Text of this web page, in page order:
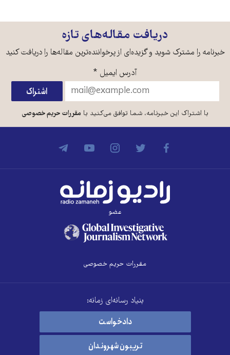
دریافت مقاله‌های تازه
خبرنامه را مشترک شوید و گزیده‌ای از پرخواننده‌ترین مقاله‌ها را دریافت کنید
آدرس ایمیل *
با اشتراک این خبرنامه، شما توافق می‌کنید بامقررات حریم خصوصی
عضو
مقررات حریم خصوصی
بنیاد رسانه‌ای زمانه:
دادخواست
تریبون شهروندان